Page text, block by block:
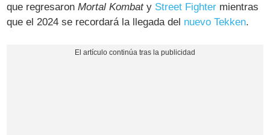
que regresaronMortal Kombaty Street Fighter mientras
que el 2024 se recordará la llegada del nuevo Tekken.